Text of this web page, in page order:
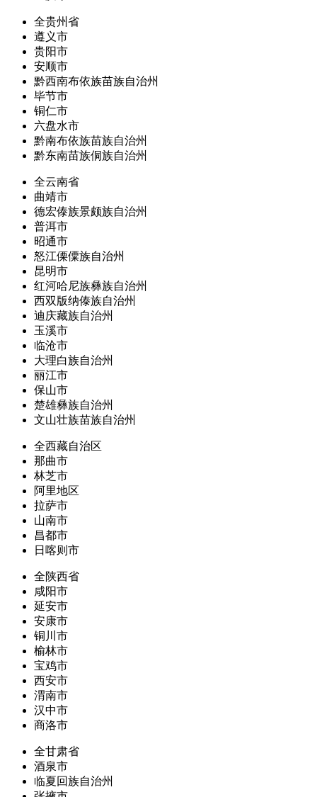
全贵州省
遵义市
贵阳市
安顺市
黔西南布依族苗族自治州
毕节市
铜仁市
六盘水市
黔南布依族苗族自治州
黔东南苗族侗族自治州
全云南省
曲靖市
德宏傣族景颇族自治州
普洱市
昭通市
怒江傈僳族自治州
昆明市
红河哈尼族彝族自治州
西双版纳傣族自治州
迪庆藏族自治州
玉溪市
临沧市
大理白族自治州
丽江市
保山市
楚雄彝族自治州
文山壮族苗族自治州
全西藏自治区
那曲市
林芝市
阿里地区
拉萨市
山南市
昌都市
日喀则市
全陕西省
咸阳市
延安市
安康市
铜川市
榆林市
宝鸡市
西安市
渭南市
汉中市
商洛市
全甘肃省
酒泉市
临夏回族自治州